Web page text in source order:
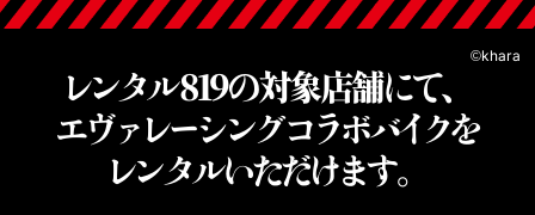
©khara
レンタル819の対象店舗にて、
エヴァレーシングコラボバイクを
レンタルいただけます。